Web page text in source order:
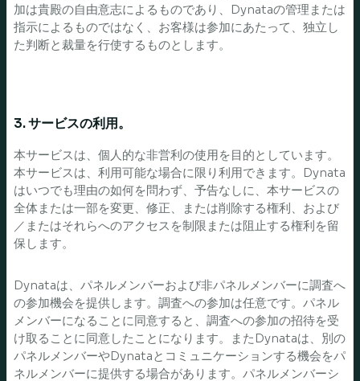
加は貴殿の自由意志によるものであり、Dynataの管理または
指示によるものではなく、お客様は参加にあたって、独立し
た判断と裁量を行使するものとします。
3. サービスの利用。
本サービスは、個人的な非営利の使用を目的としています。
本サービスは、利用可能な場合に限り利用できます。Dynata
はいつでも理由の如何を問わず、予告なしに、本サービスの
全体または一部を変更、修正、または削除する権利、および
／またはそれらへのアクセスを制限または阻止する権利を留
保します。
Dynataは、パネルメンバーおよび非パネルメンバーに調査へ
の参加機会を提供します。調査への参加は任意です。パネル
メンバーになることに同意すると、調査への参加の招待を受
け取ることに同意したことになります。またDynataは、別の
パネルメンバーやDynataとコミュニケーションする機会をパ
ネルメンバーに提供する場合があります。パネルメンバーシ